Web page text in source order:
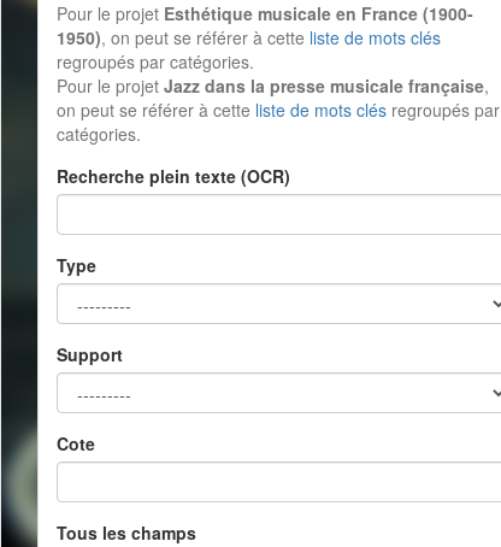
Pour le projet Esthétique musicale en France (1900-
1950), on peut se référer à cette liste de mots clés
regroupés par catégories.
Pour le projet Jazz dans la presse musicale française,
on peut se référer à cette liste de mots clés regroupés par
catégories.
Recherche plein texte (OCR)
Type
Support
Cote
Tous les champs